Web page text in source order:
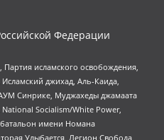
Федерации
исламского освобождения,
джихад, Аль-Каида,
Синрике, Муджахеды джамаата
Socialism/White Power,
батальон имени Номана
Улыбается, Легион Свобода